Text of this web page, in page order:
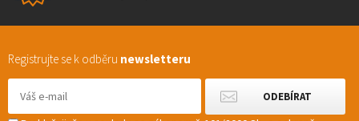
Registrujte se k odběru newsletteru